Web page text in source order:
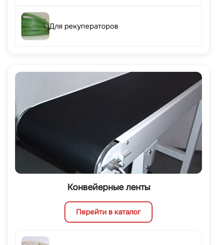
Для рекуператоров
Конвейерные ленты
Перейти в каталог